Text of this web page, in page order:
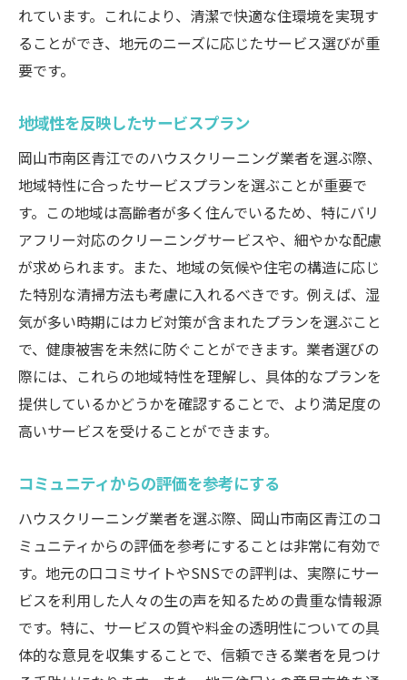
れています。これにより、清潔で快適な住環境を実現す
ることができ、地元のニーズに応じたサービス選びが重
要です。
地域性を反映したサービスプラン
岡山市南区青江でのハウスクリーニング業者を選ぶ際、
地域特性に合ったサービスプランを選ぶことが重要で
す。この地域は高齢者が多く住んでいるため、特にバリ
アフリー対応のクリーニングサービスや、細やかな配慮
が求められます。また、地域の気候や住宅の構造に応じ
た特別な清掃方法も考慮に入れるべきです。例えば、湿
気が多い時期にはカビ対策が含まれたプランを選ぶこと
で、健康被害を未然に防ぐことができます。業者選びの
際には、これらの地域特性を理解し、具体的なプランを
提供しているかどうかを確認することで、より満足度の
高いサービスを受けることができます。
コミュニティからの評価を参考にする
ハウスクリーニング業者を選ぶ際、岡山市南区青江のコ
ミュニティからの評価を参考にすることは非常に有効で
す。地元の口コミサイトやSNSでの評判は、実際にサー
ビスを利用した人々の生の声を知るための貴重な情報源
です。特に、サービスの質や料金の透明性についての具
体的な意見を収集することで、信頼できる業者を見つけ